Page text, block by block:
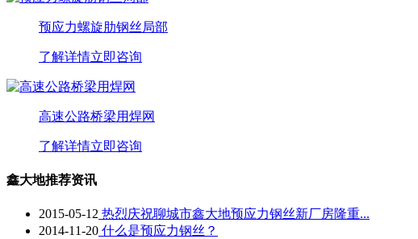
预应力螺旋肋钢丝局部
了解详情立即咨询
高速公路桥梁用焊网
了解详情立即咨询
鑫大地推荐资讯
2015-05-12 热烈庆祝聊城市鑫大地预应力钢丝新厂房隆重...
2014-11-20 什么是预应力钢丝？